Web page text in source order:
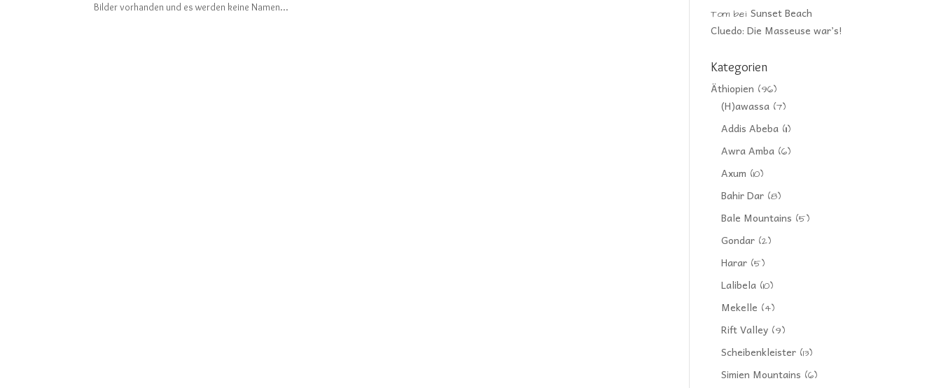
Bilder vorhanden und es werden keine Namen...
Tom beiSunset Beach
Cluedo: Die Masseuse war’s!
Kategorien
Äthiopien (96)
(H)awassa (7)
Addis Abeba (11)
Awra Amba (6)
Axum (10)
Bahir Dar (8)
Bale Mountains (5)
Gondar (2)
Harar (5)
Lalibela (10)
Mekelle (4)
Rift Valley (9)
Scheibenkleister (13)
Simien Mountains (6)